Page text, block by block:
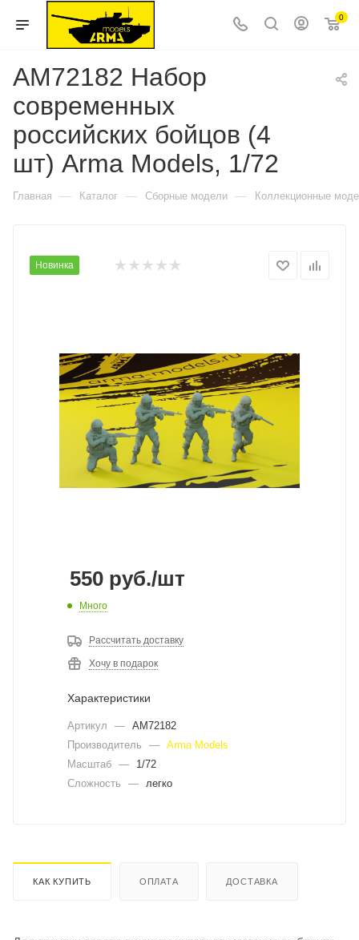
0
AM72182 Набор
современных
российских бойцов (4
шт) Arma Models, 1/72
Главная — Каталог — Сборные модели — Коллекционные
Новинка
550 руб./шт
Много
Рассчитать доставку
Хочу в подарок
Характеристики
Артикул — AM72182
Производитель
— Arma Models
Масштаб —
1/72
Сложность
— легко
КАК КУПИТЬ ОПЛАТА ДОСТАВКА